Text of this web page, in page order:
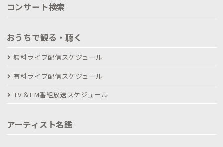
コンサート検索
おうちで観る・聴く
無料ライブ配信スケジュール
有料ライブ配信スケジュール
TV＆FM番組放送スケジュール
アーティスト名鑑